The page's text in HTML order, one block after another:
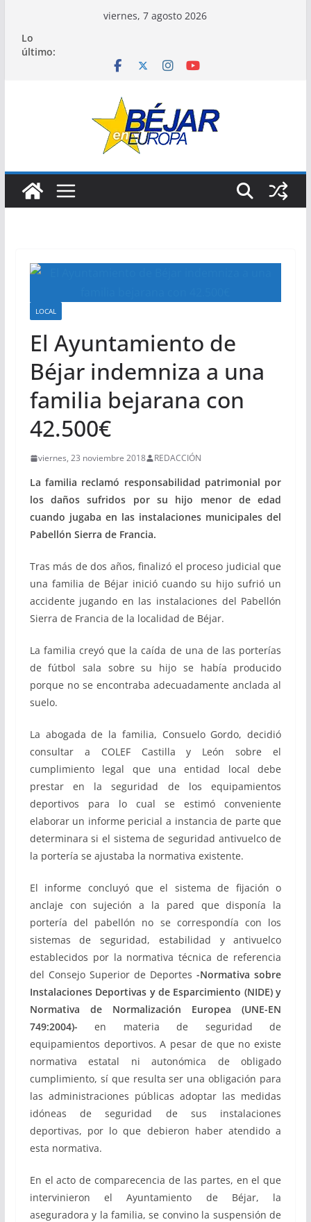
contenido
viernes, 7 agosto 2026
Lo
último:
LOCAL
El Ayuntamiento de
Béjar indemniza a una
familia bejarana con
42.500€
viernes, 23 noviembre 2018 REDACCIÓN
La familia reclamó responsabilidad patrimonial por
los daños sufridos por su hijo menor de edad
cuando jugaba en las instalaciones municipales del
Pabellón Sierra de Francia.
Tras más de dos años, finalizó el proceso judicial que
una familia de Béjar inició cuando su hijo sufrió un
accidente jugando en las instalaciones del Pabellón
Sierra de Francia de la localidad de Béjar.
La familia creyó que la caída de una de las porterías
de fútbol sala sobre su hijo se había producido
porque no se encontraba adecuadamente anclada al
suelo.
La abogada de la familia, Consuelo Gordo, decidió
consultar a COLEF Castilla y León sobre el
cumplimiento legal que una entidad local debe
prestar en la seguridad de los equipamientos
deportivos para lo cual se estimó conveniente
elaborar un informe pericial a instancia de parte que
determinara si el sistema de seguridad antivuelco de
la portería se ajustaba la normativa existente.
El informe concluyó que el sistema de fijación o
anclaje con sujeción a la pared que disponía la
portería del pabellón no se correspondía con los
sistemas de seguridad, estabilidad y antivuelco
establecidos por la normativa técnica de referencia
del Consejo Superior de Deportes -Normativa sobre
Instalaciones Deportivas y de Esparcimiento (NIDE) y
Normativa de Normalización Europea (UNE-EN
749:2004)- en materia de seguridad de
equipamientos deportivos. A pesar de que no existe
normativa estatal ni autonómica de obligado
cumplimiento, sí que resulta ser una obligación para
las administraciones públicas adoptar las medidas
idóneas de seguridad de sus instalaciones
deportivas, por lo que debieron haber atendido a
esta normativa.
En el acto de comparecencia de las partes, en el que
intervinieron el Ayuntamiento de Béjar, la
aseguradora y la familia, se convino la suspensión de